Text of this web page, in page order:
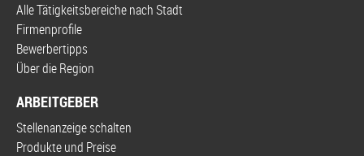
Alle Tätigkeitsbereiche nach Stadt
Firmenprofile
Bewerbertipps
Über die Region
ARBEITGEBER
Stellenanzeige schalten
Produkte und Preise